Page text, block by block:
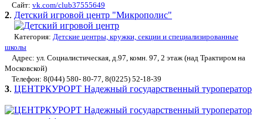
Сайт: vk.com/club37555649
2. Детский игровой центр "Микрополис"
Категория: Детские центры, кружки, секции и специализированные
школы
Адрес: ул. Социалистическая, д.97, комн. 97, 2 этаж (над Трактиром на
Московской)
Телефон: 8(044) 580- 80-77, 8(0225) 52-18-39
3. ЦЕНТРКУРОРТ Надежный государственный туроператор